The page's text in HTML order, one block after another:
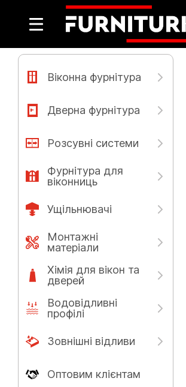
Віконна фурнітура
Дверна фурнітура
Розсувні системи
Фурнітура для
віконниць
Ущільнювачі
Монтажні
матеріали
Хімія для вікон та
дверей
Водовідливні
профілі
Зовнішні відливи
Оптовим клієнтам